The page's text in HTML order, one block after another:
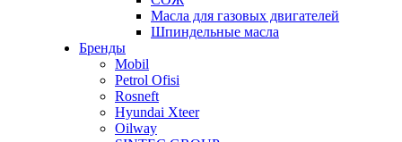
Масла для газовых двигателей
Шпиндельные масла
Бренды
Mobil
Petrol Ofisi
Rosneft
Hyundai Xteer
Oilway